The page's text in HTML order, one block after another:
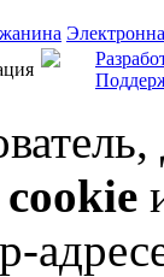
cookie